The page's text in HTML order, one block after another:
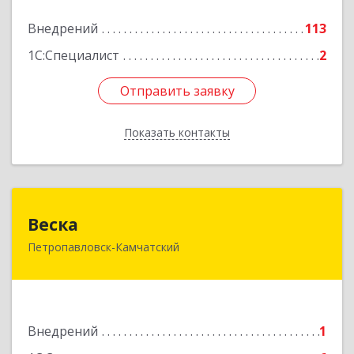
Внедрений
113
1С:Специалист
2
Отправить заявку
Показать контакты
Отправить заявку
Назад
Веска
Петропавловск-Камчатский
Внедрений
1
683031, Камчатский край, Петропавловск-
Подробнее